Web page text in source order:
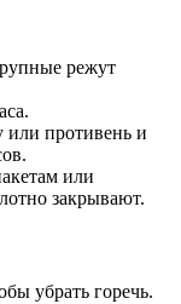
режут
противень и
или
закрывают.
убрать горечь.